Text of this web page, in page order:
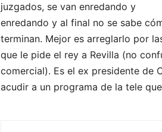
juzgados, se van enredando y
enredando y al final no se sabe
terminan. Mejor es arreglarlo por
que le pide el rey a Revilla (no
comercial). Es el ex presidente de
acudir a un programa de la tele